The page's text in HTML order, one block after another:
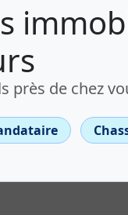
près de chez